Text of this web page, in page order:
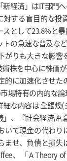
新経済」はIT部門
する盲目的な投
スとして23.8%と
の急速な普及な
がりも大きな影
株を中心に株価が
的に加速化させ
場特有の内的な
細な内容は 全鋹
、『社会経済評
いて現金の代わ
ませ、負債と損
、「A Theory